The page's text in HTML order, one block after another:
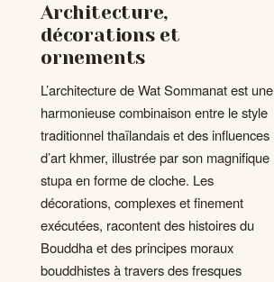
Architecture,
décorations et
ornements
L’architecture de Wat Sommanat est une
harmonieuse combinaison entre le style
traditionnel thaïlandais et des influences
d’art khmer, illustrée par son magnifique
stupa en forme de cloche. Les
décorations, complexes et finement
exécutées, racontent des histoires du
Bouddha et des principes moraux
bouddhistes à travers des fresques